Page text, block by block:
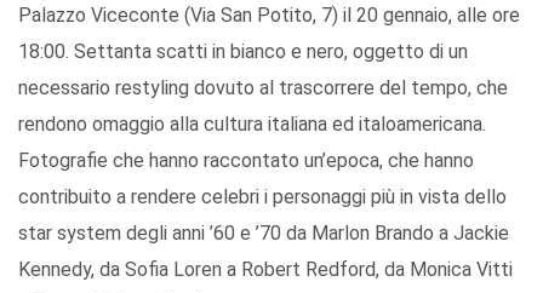
Palazzo Viceconte (Via San Potito, 7) il 20 gennaio, alle ore
18:00. Settanta scatti in bianco e nero, oggetto di un
necessario restyling dovuto al trascorrere del tempo, che
rendono omaggio alla cultura italiana ed italoamericana.
Fotografie che hanno raccontato un’epoca, che hanno
contribuito a rendere celebri i personaggi più in vista dello
star system degli anni ’60 e ’70 da Marlon Brando a Jackie
Kennedy, da Sofia Loren a Robert Redford, da Monica Vitti